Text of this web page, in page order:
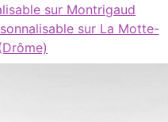
sur Montrigaud
sur La Motte-